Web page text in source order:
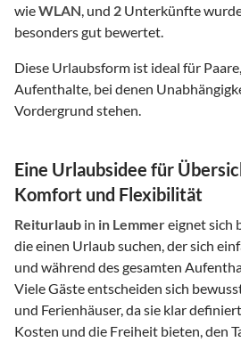
wieWLAN , und 2 Unterkünfte
besonders gut bewertet.
Diese Urlaubsform ist ideal für
Aufenthalte, bei denen
Vordergrund stehen.
Eine Urlaubsidee für
Komfort und Flexibilität
Reiturlaub in in Lemmereignet sich
die einen Urlaub suchen, der sich
und während des gesamten
Viele Gäste entscheiden sich
und Ferienhäuser, da sie klar
Kosten und die Freiheit bieten, den